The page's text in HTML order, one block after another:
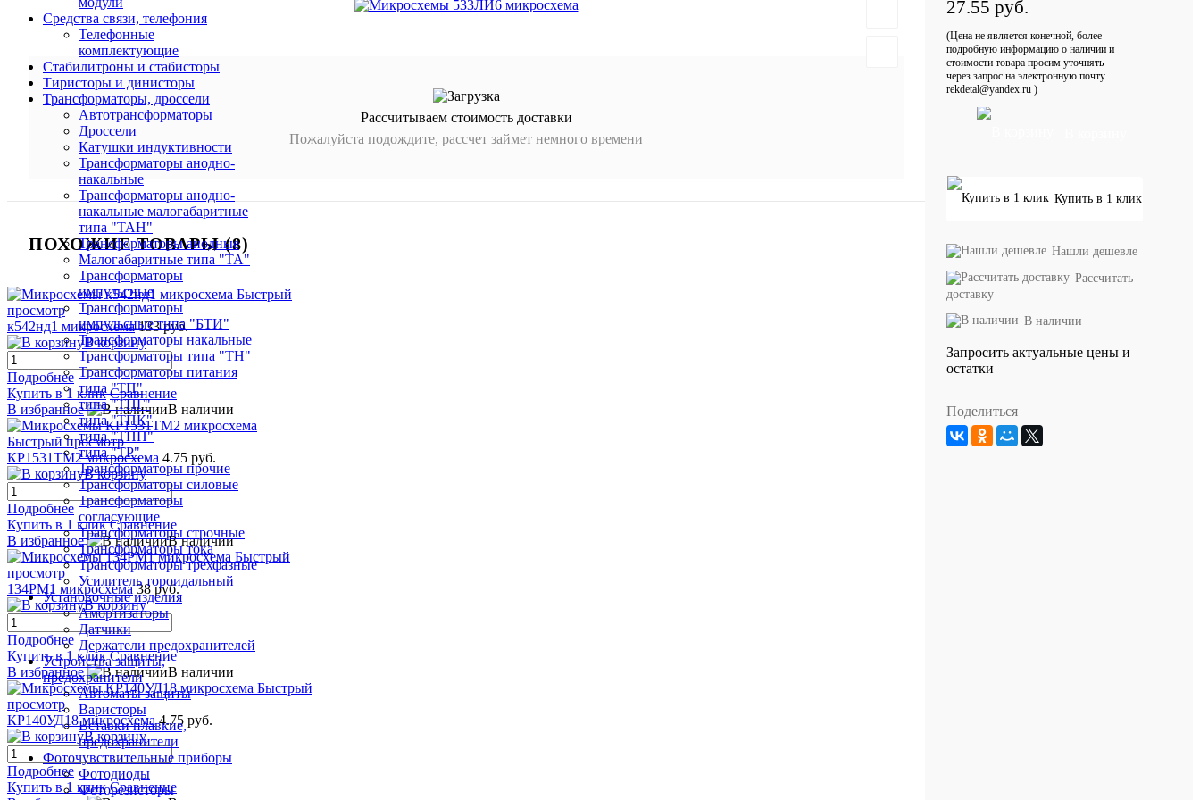
Средства связи, телефония
Телефонные
комплектующие
Стабилитроны и стабисторы
Тиристоры и динисторы
Трансформаторы, дроссели
Автотрансформаторы
Дроссели
Катушки индуктивности
Трансформаторы анодно-
накальные
Трансформаторы анодно-
накальные малогабаритные
типа "ТАН"
Трансформаторы анодные
Малогабаритные типа "ТА"
Трансформаторы
импульсные
Трансформаторы
импульсные типа "БТИ"
Трансформаторы накальные
Трансформаторы типа "ТН"
Трансформаторы питания
типа "ТП"
типа "ТПГ"
типа "ТПК"
типа "ТПП"
типа "ТР"
Трансформаторы прочие
Трансформаторы силовые
Трансформаторы
согласующие
Трансформаторы строчные
Трансформаторы тока
Трансформаторы трехфазные
Усилитель тороидальный
Установочные изделия
Амортизаторы
Датчики
Держатели предохранителей
Устройства защиты,
предохранители
Автоматы защиты
Варисторы
Вставки плавкие,
предохранители
Фоточувствительные приборы
Фотодиоды
Фоторезисторы
Рассчитываем стоимость доставки
Пожалуйста подождите, рассчет займет немного времени
ПОХОЖИЕ ТОВАРЫ (8)
Быстрый
просмотр
к542нд1 микросхема 133 руб.
В корзину
Подробнее
Купить в 1 клик Сравнение
В избранное
В наличии
Быстрый просмотр
КР1531ТМ2 микросхема 4.75 руб.
В корзину
Подробнее
Купить в 1 клик Сравнение
В избранное
В наличии
Быстрый
просмотр
134РМ1 микросхема 38 руб.
В корзину
Подробнее
Купить в 1 клик Сравнение
В избранное
В наличии
Быстрый
просмотр
КР140УД18 микросхема 4.75 руб.
В корзину
Подробнее
Купить в 1 клик Сравнение
27.55 руб.
(Цена не является конечной, более
подробную информацию о наличии и
стоимости товара просим уточнять
через запрос на электронную почту
rekdetal@yandex.ru )
Купить в 1 клик
Нашли дешевле
Рассчитать
доставку
В наличии
Запросить актуальные цены и
остатки
Поделиться